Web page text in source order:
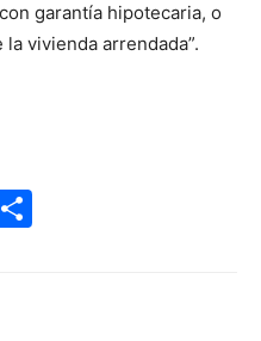
garantía hipotecaria, o
vivienda arrendada”.